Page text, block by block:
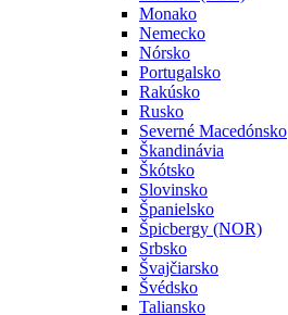
Monako
Nemecko
Nórsko
Portugalsko
Rakúsko
Rusko
Severné Macedónsko
Škandinávia
Škótsko
Slovinsko
Španielsko
Špicbergy (NOR)
Srbsko
Švajčiarsko
Švédsko
Taliansko